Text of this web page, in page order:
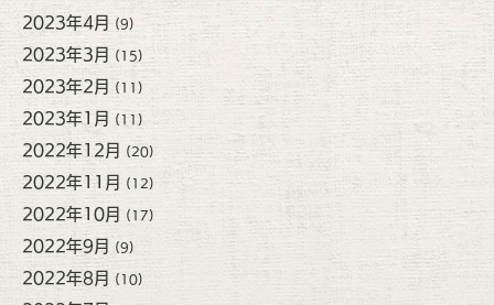
2023年4月 (9)
2023年3月 (15)
2023年2月 (11)
2023年1月 (11)
2022年12月 (20)
2022年11月 (12)
2022年10月 (17)
2022年9月 (9)
2022年8月 (10)